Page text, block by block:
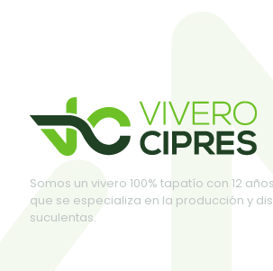
Somos un vivero 100% tapatío con 12
que se especializa en la producción y
suculentas.